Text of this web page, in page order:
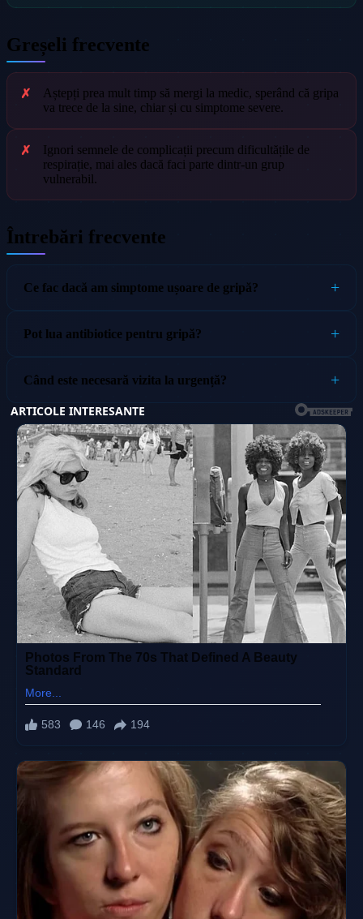
Greșeli frecvente
Aștepți prea mult timp să mergi la medic, sperând că gripa
va trece de la sine, chiar și cu simptome severe.
Ignori semnele de complicații precum dificultățile de
respirație, mai ales dacă faci parte dintr-un grup
vulnerabil.
Întrebări frecvente
Ce fac dacă am simptome ușoare de gripă?
Pot lua antibiotice pentru gripă?
Când este necesară vizita la urgență?